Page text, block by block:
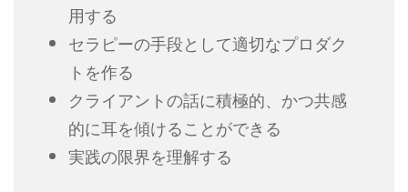
用する
セラピーの手段として適切なプロダク
トを作る
クライアントの話に積極的、かつ共感
的に耳を傾けることができる
実践の限界を理解する